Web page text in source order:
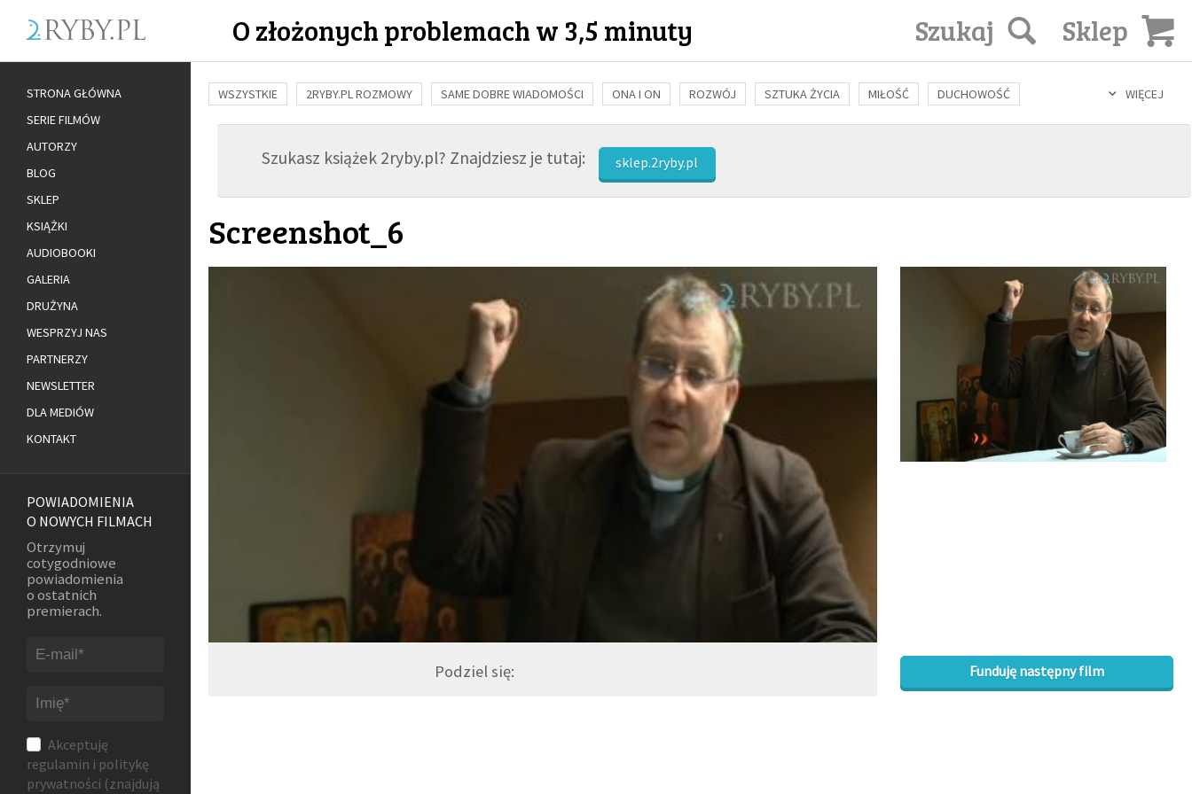
O złożonych problemach w 3,5 minuty Sklep
Szukaj
WIĘCEJ
WSZYSTKIE 2RYBY.PL ROZMOWY SAME DOBRE WIADOMOŚCI ONA I ON ROZWÓJ SZTUKA ŻYCIA MIŁOŚĆ DUCHOWOŚĆ
BUDOWANIE WIĘZI RODZINA NAUKA BIBLIA KOBIETA MĘŻCZYZNA RELIGIE FILOZOFIA KULTURA ŚWIĘCI SEKS IN VITRO
ADOPCJASzukasz książek 2ryby.pl? Znajdziesz je tutaj: sklep.2ryby.pl
Screenshot_6
Podziel się: Funduję następny film
STRONA GŁÓWNA
SERIE FILMÓW
AUTORZY
BLOG
SKLEP
KSIĄŻKI
AUDIOBOOKI
GALERIA
DRUŻYNA
WESPRZYJ NAS
PARTNERZY
NEWSLETTER
DLA MEDIÓW
KONTAKT
POWIADOMIENIA
O NOWYCH FILMACH
Otrzymuj
cotygodniowe
powiadomienia
o ostatnich
premierach.
Akceptuję
regulamin i politykę
prywatności (znajdują